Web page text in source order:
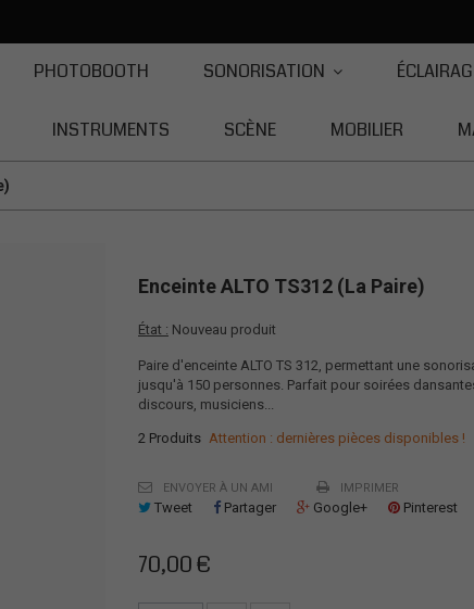
PHOTOBOOTH SONORISATION
INSTRUMENTS SCÈNE MOBILIER
Enceinte ALTO TS312 (la Paire)
État : Nouveau produit
Paire d'enceinte ALTO TS 312, permettant une
jusqu'à 150 personnes. Parfait pour soirées
discours, musiciens...
2 Produits Attention : dernières pièces disponibles !
ENVOYER À UN AMI IMPRIMER
Tweet Partager Google+ Pinterest
70,00 €